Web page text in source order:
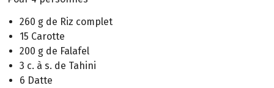
260 g de Riz complet
15 Carotte
200 g de Falafel
3 c. à s. de Tahini
6 Datte